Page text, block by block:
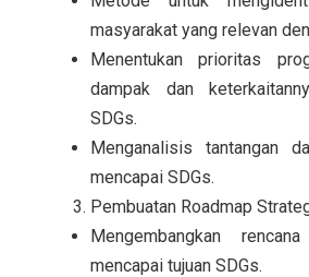
masyarakat yang relevan
Menentukan prioritas
dampak dan
SDGs.
Menganalisis tantangan
mencapai SDGs.
Pembuatan Roadmap
Mengembangkan
mencapai tujuan SDGs.